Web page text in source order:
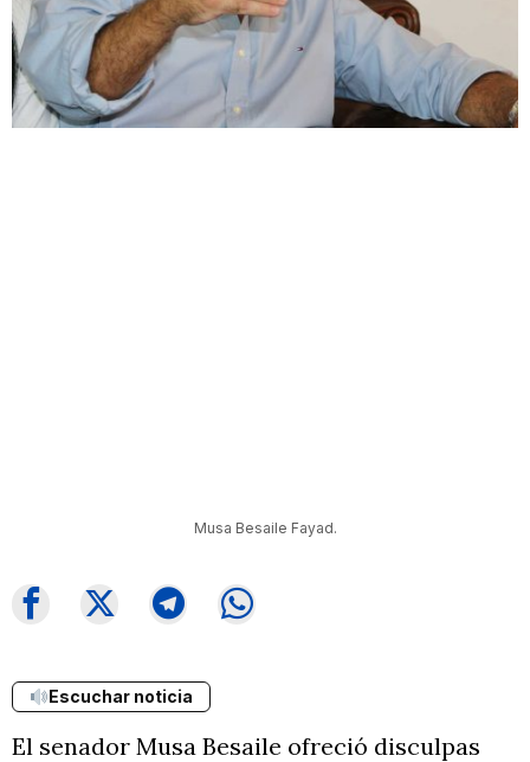
Musa Besaile Fayad.
Escuchar noticia
El senador Musa Besaile ofreció disculpas